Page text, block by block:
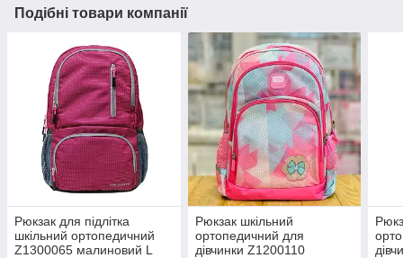
Подібні товари компанії
Рюкзак для підлітка
шкільний ортопедичний
Z1300065 малиновий L
Рюкзак шкільний
ортопедичний для
дівчинки Z1200110